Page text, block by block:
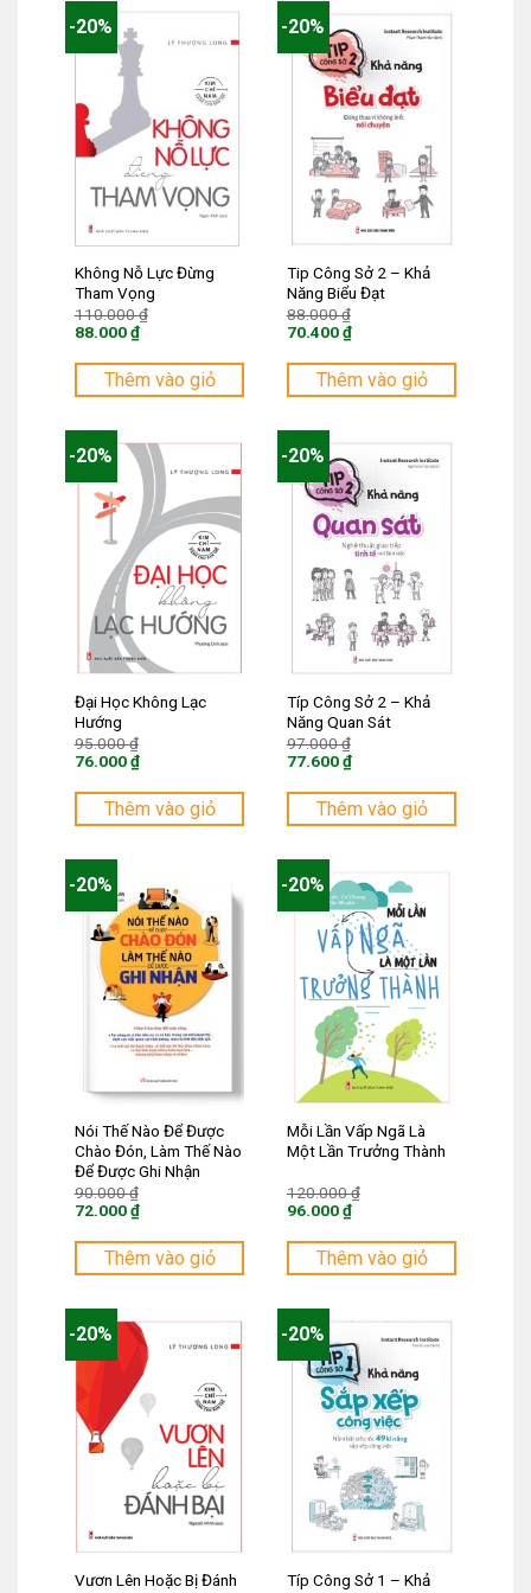
-20%
Không Nỗ Lực Đừng
Tham Vọng
110.000₫
110.000 ₫.
88.000₫
hiện
là:
Thêm vào giỏ
-20%
Tip Công Sở 2 – Khả
Năng Biểu Đạt
88.000₫
88.000 ₫.
70.400₫
hiện
là:
Thêm vào giỏ
-20%
Đại Học Không Lạc
Hướng
95.000₫
95.000 ₫.
76.000₫
hiện
là:
Thêm vào giỏ
-20%
Típ Công Sở 2 – Khả
Năng Quan Sát
97.000₫
97.000 ₫.
77.600₫
hiện
là:
Thêm vào giỏ
-20%
Nói Thế Nào Để Được
Chào Đón, Làm Thế Nào
Để Được Ghi Nhận
90.000₫
90.000 ₫.
72.000₫
hiện
là:
Thêm vào giỏ
-20%
Mỗi Lần Vấp Ngã Là
Một Lần Trưởng Thành
120.000₫
120.000 ₫.
96.000₫
hiện
là:
Thêm vào giỏ
-20%
Vươn Lên Hoặc Bị Đánh
-20%
Típ Công Sở 1 – Khả